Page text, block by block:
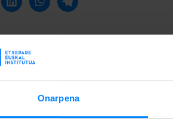
Onarpena
Institutuaren babesaz.
Urriaren 17an, bestalde,